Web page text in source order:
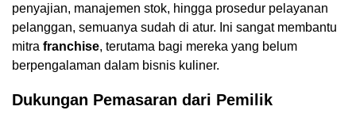
penyajian, manajemen stok, hingga prosedur pelayanan
pelanggan, semuanya sudah di atur. Ini sangat membantu
mitra franchise, terutama bagi mereka yang belum
berpengalaman dalam bisnis kuliner.
Dukungan Pemasaran dari Pemilik